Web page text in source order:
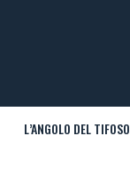
L’ANGOLO DEL TIFOSO